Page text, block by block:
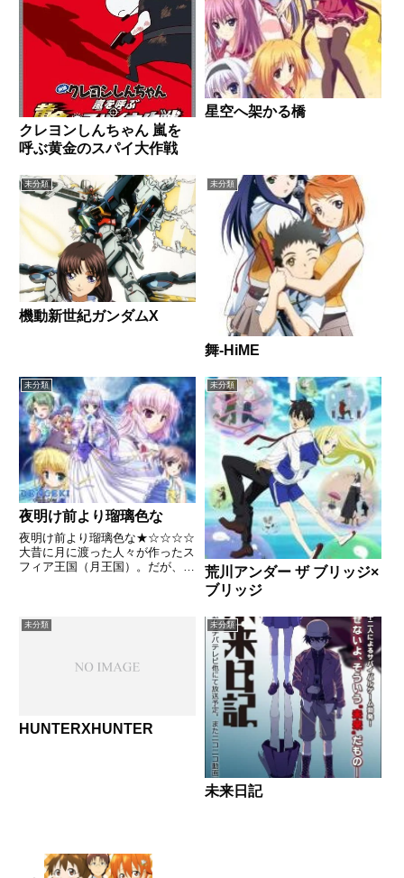
クレヨンしんちゃん 嵐を
呼ぶ黄金のスパイ大作戦
星空へ架かる橋
未分類
機動新世紀ガンダムX
未分類
舞-HiME
未分類
夜明け前より瑠璃色な
夜明け前より瑠璃色な★☆☆☆☆
大昔に月に渡った人々が作ったス
フィア王国（月王国）。だが、
え切った状態が続いており、地球
未分類
荒川アンダー ザ ブリッジ×
ブリッジ
未分類
HUNTERXHUNTER
未分類
未来日記